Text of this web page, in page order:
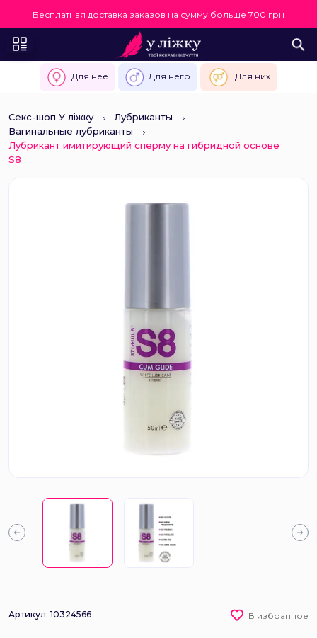
Бесплатная доставка заказов на сумму больше 700 грн
Для нее Для него Для них
Секс-шоп У ліжку
Лубриканты
Вагинальные лубриканты
Лубрикант имитирующий сперму на гибридной основе
S8
Артикул: 10324566 В избранное